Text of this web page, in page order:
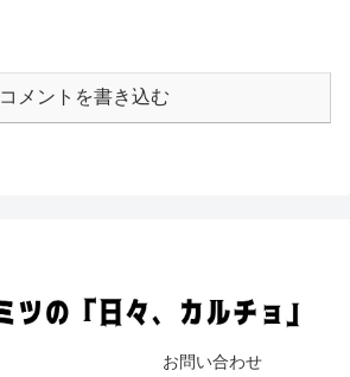
コメントを書き込む
お問い合わせ